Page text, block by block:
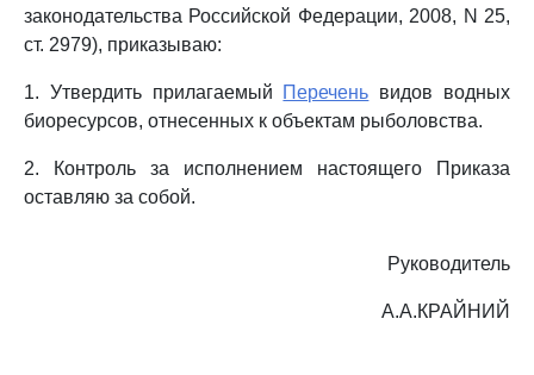
законодательства Российской Федерации, 2008, N 25,
ст. 2979), приказываю:
1. Утвердить прилагаемый Перечень видов водных
биоресурсов, отнесенных к объектам рыболовства.
2. Контроль за исполнением настоящего Приказа
оставляю за собой.
Руководитель
А.А.КРАЙНИЙ